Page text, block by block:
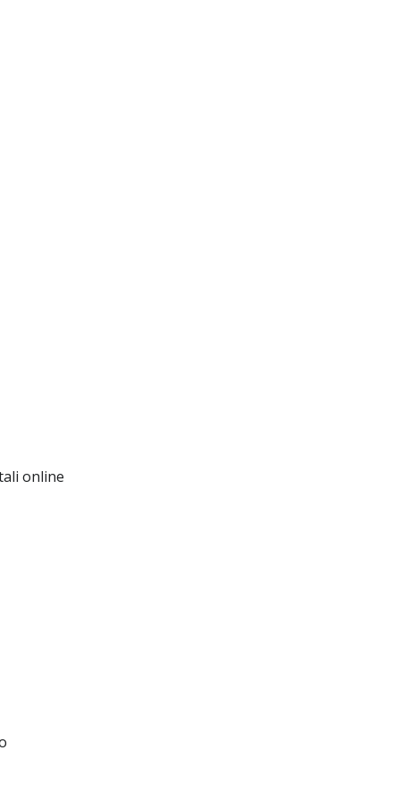
online